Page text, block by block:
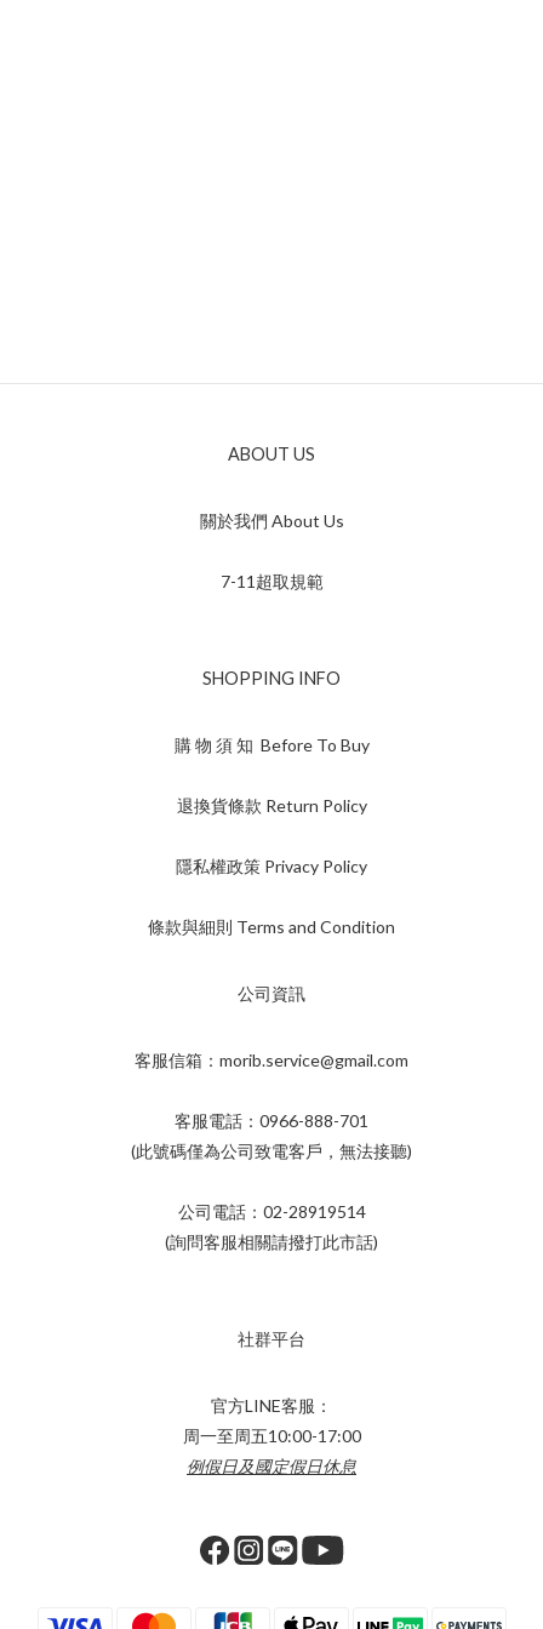
ABOUT US
關於我們 About Us
7-11超取規範
SHOPPING INFO
購 物 須 知 Before To Buy
退換貨條款 Return Policy
隱私權政策 Privacy Policy
條款與細則 Terms and Condition
公司資訊
客服信箱：morib.service@gmail.com
客服電話：0966-888-701
(此號碼僅為公司致電客戶，無法接聽)
公司電話：02-28919514
(詢問客服相關請撥打此市話)
社群平台
官方LINE客服：
周一至周五10:00-17:00
例假日及國定假日休息